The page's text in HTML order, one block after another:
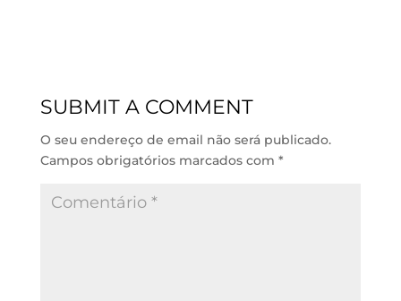
I
p
o
SUBMIT A COMMENT
O seu endereço de email não será publicado.
Campos obrigatórios marcados com *